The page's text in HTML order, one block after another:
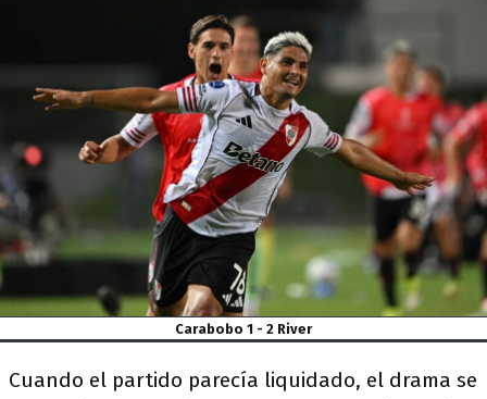
Carabobo 1 - 2 River
Cuando el partido parecía liquidado, el drama se